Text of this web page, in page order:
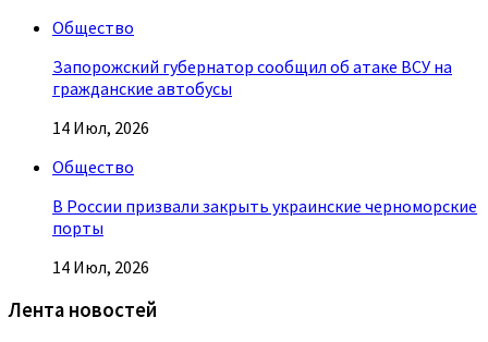
Общество
Запорожский губернатор сообщил об атаке ВСУ на
гражданские автобусы
14 Июл, 2026
Общество
В России призвали закрыть украинские черноморские
порты
14 Июл, 2026
Лента новостей